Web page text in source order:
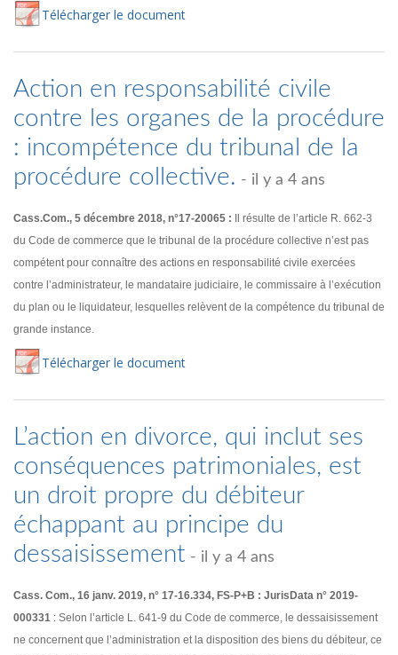
Télécharger le document
Action en responsabilité civile
contre les organes de la procédure
: incompétence du tribunal de la
procédure collective. - il y a 4 ans
Cass.Com., 5 décembre 2018, n°17-20065 :
Il résulte de l’article R. 662-3
du Code de commerce que le tribunal de la procédure collective n’est pas
compétent pour connaître des actions en responsabilité civile exercées
contre l’administrateur, le mandataire judiciaire, le commissaire à l’exécution
du plan ou le liquidateur, lesquelles relèvent de la compétence du tribunal de
grande instance.
Télécharger le document
L’action en divorce, qui inclut ses
conséquences patrimoniales, est
un droit propre du débiteur
échappant au principe du
dessaisissement - il y a 4 ans
Cass. Com., 16 janv. 2019, n° 17-16.334, FS-P+B : JurisData n° 2019-
000331 : Selon l’article L. 641-9 du Code de commerce, le dessaisissement
ne concernent que l’administration et la disposition des biens du débiteur, ce